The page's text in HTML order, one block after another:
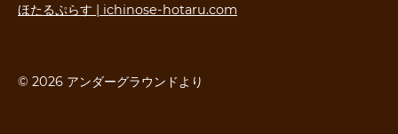
ほたるぷらす | ichinose-hotaru.com
© 2026 アンダーグラウンドより